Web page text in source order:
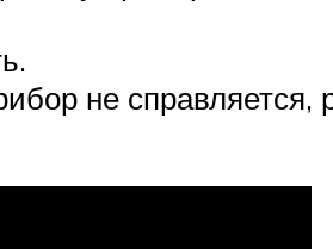
не справляется,